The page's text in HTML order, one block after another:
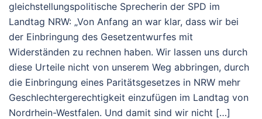
gleichstellungspolitische Sprecherin der SPD im
Landtag NRW: „Von Anfang an war klar, dass wir bei
der Einbringung des Gesetzentwurfes mit
Widerständen zu rechnen haben. Wir lassen uns durch
diese Urteile nicht von unserem Weg abbringen, durch
die Einbringung eines Paritätsgesetzes in NRW mehr
Geschlechtergerechtigkeit einzufügen im Landtag von
Nordrhein-Westfalen. Und damit sind wir nicht […]